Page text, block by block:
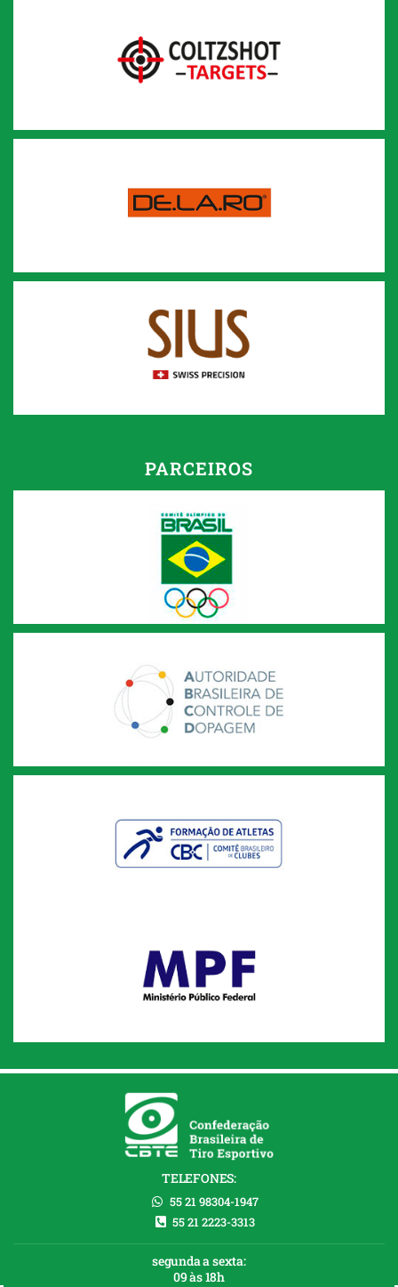
PARCEIROS
TELEFONES:
55 21 98304-1947
55 21 2223-3313
segunda a sexta:
09 às 18h